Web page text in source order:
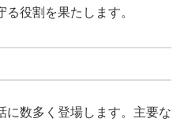
役割を果たします。
に数多く登場します。主要な